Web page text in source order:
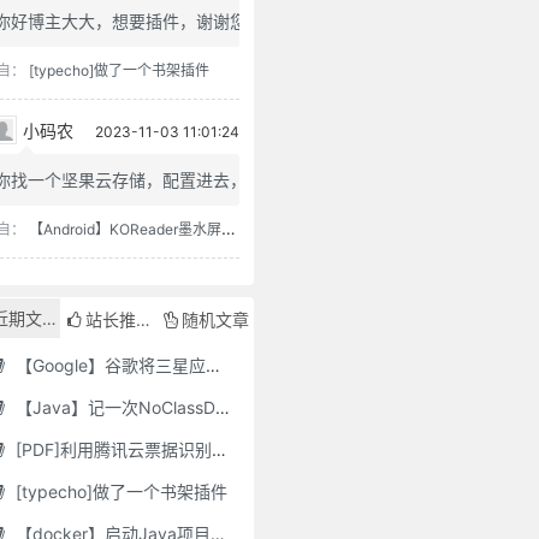
好博主大大，想要插件，谢谢您
： [typecho]做了一个书架插件
小码农 2023-11-03 11:01:24
找一个坚果云存储，配置进去，...
： 【Android】KOReader墨水屏用阅读器
期文章 站长推荐 随机文章
【Google】谷歌将三星应用程序标记为“有害”，并要求用户删除它们
【Java】记一次NoClassDefFoundError错误修复
[PDF]利用腾讯云票据识别接口自动修改PDF文件名
[typecho]做了一个书架插件
【docker】启动Java项目报GC Thread